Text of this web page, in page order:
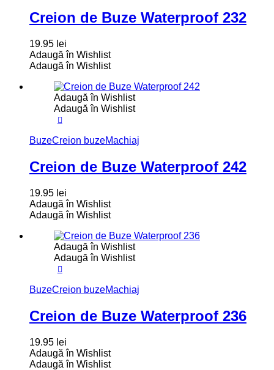
Creion de Buze Waterproof 232
19.95 lei
Adaugă în Wishlist
Adaugă în Wishlist
Adaugă în Wishlist
Adaugă în Wishlist
BuzeCreion buzeMachiaj
Creion de Buze Waterproof 242
19.95 lei
Adaugă în Wishlist
Adaugă în Wishlist
Adaugă în Wishlist
Adaugă în Wishlist
BuzeCreion buzeMachiaj
Creion de Buze Waterproof 236
19.95 lei
Adaugă în Wishlist
Adaugă în Wishlist